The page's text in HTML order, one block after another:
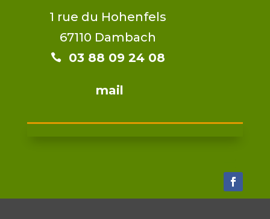
1 rue du Hohenfels
67110 Dambach
 03 88 09 24 08​​
mail